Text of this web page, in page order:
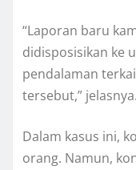
“Laporan baru
didisposisikan ke
pendalaman
tersebut,” jelasnya.
Dalam kasus ini,
orang. Namun,